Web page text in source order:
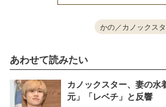
かの／カノックス
あわせて読みたい
カノックスター、妻の水
元」「レベチ」と反響